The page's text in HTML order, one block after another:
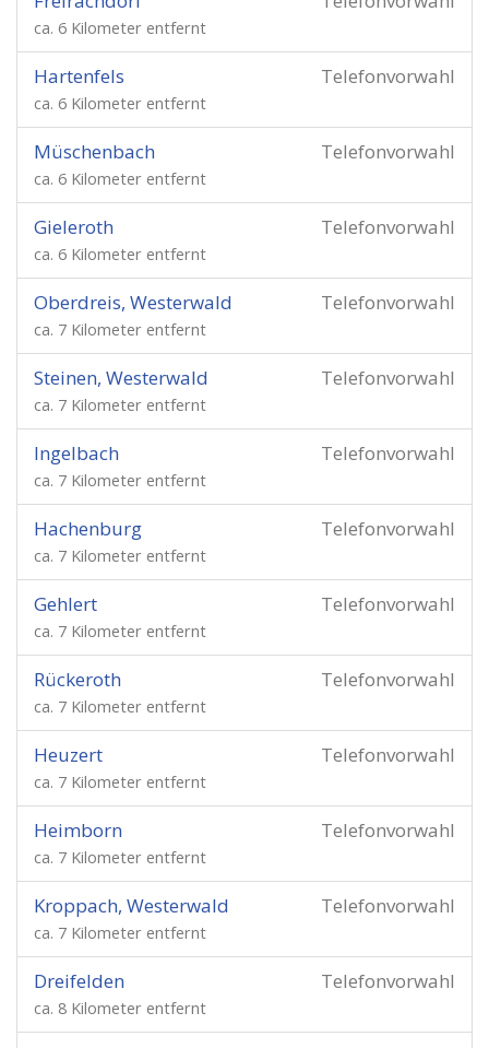
ca. 6 Kilometer entfernt
Telefonvorwahl
Hartenfels
ca. 6 Kilometer entfernt
Telefonvorwahl
Müschenbach
ca. 6 Kilometer entfernt
Telefonvorwahl
Gieleroth
ca. 6 Kilometer entfernt
Telefonvorwahl
Oberdreis, Westerwald
ca. 7 Kilometer entfernt
Telefonvorwahl
Steinen, Westerwald
ca. 7 Kilometer entfernt
Telefonvorwahl
Ingelbach
ca. 7 Kilometer entfernt
Telefonvorwahl
Hachenburg
ca. 7 Kilometer entfernt
Telefonvorwahl
Gehlert
ca. 7 Kilometer entfernt
Telefonvorwahl
Rückeroth
ca. 7 Kilometer entfernt
Telefonvorwahl
Heuzert
ca. 7 Kilometer entfernt
Telefonvorwahl
Heimborn
ca. 7 Kilometer entfernt
Telefonvorwahl
Kroppach, Westerwald
ca. 7 Kilometer entfernt
Telefonvorwahl
Dreifelden
ca. 8 Kilometer entfernt